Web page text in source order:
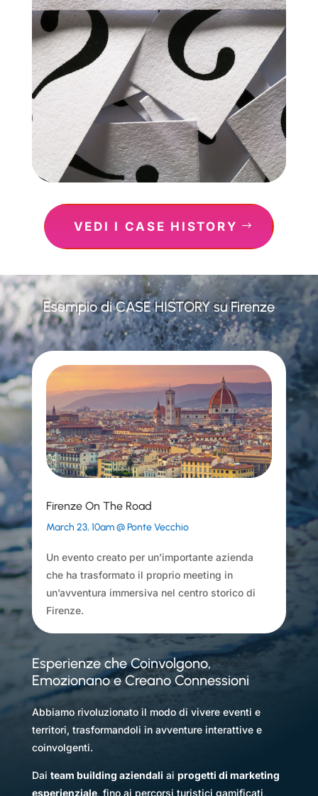
VEDI I CASE HISTORY
Esempio di CASE HISTORY su Firenze
Firenze On The Road
March 23, 10am @ Ponte Vecchio
Un evento creato per un’importante azienda
che ha trasformato il proprio meeting in
un’avventura immersiva nel centro storico di
Firenze.
Esperienze che Coinvolgono,
Emozionano e Creano Connessioni
Abbiamo rivoluzionato il modo di vivere eventi e
territori, trasformandoli in avventure interattive e
coinvolgenti.
Dai team building aziendali ai progetti di marketing
esperienziale, fino ai percorsi turistici gamificati,